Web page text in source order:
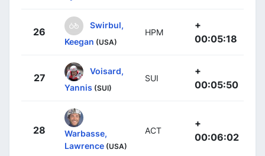
26
Swirbul,
Keegan (USA)
HPM
+
00:05:18
27
Voisard,
Yannis (SUI)
SUI
+
00:05:50
28
Warbasse,
Lawrence (USA)
ACT
+
00:06:02